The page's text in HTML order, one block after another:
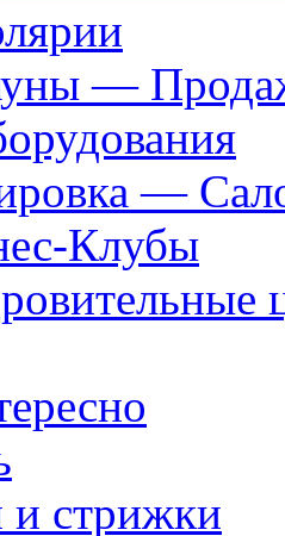
—
—
Клубы
и стрижки